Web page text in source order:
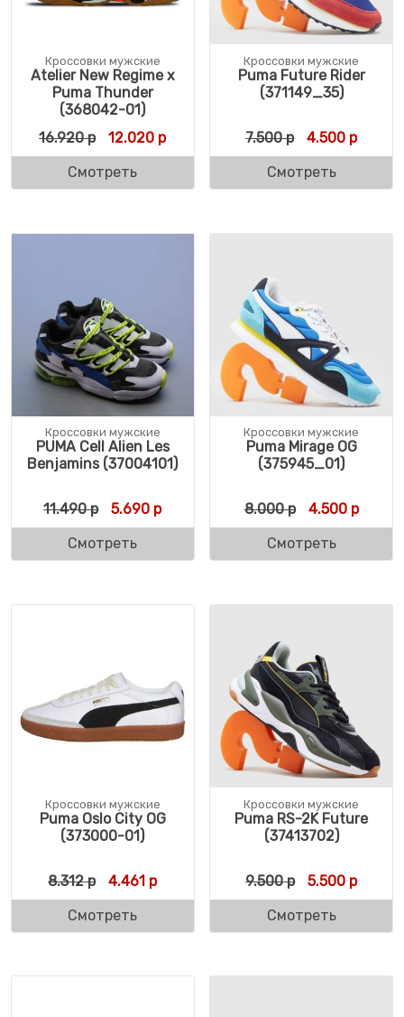
Кроссовки мужские
Atelier New Regime x
Puma Thunder
(368042-01)
16.920р Первоначальная цена составляла 16.920
12.020 рТекущая цена: 12.020 р.
Смотреть
Кроссовки мужские
Puma Future Rider
(371149_35)
7.500р 4.500 р
Смотреть
Кроссовки мужские
PUMA Cell Alien Les
Benjamins (37004101)
11.490р Первоначальная цена составляла 11.490
5.690 рТекущая цена: 5.690 р.
Смотреть
Кроссовки мужские
Puma Mirage OG
(375945_01)
8.000р 4.500р
Смотреть
Кроссовки мужские
Puma Oslo City OG
(373000-01)
8.312р Первоначальная цена составляла 8.312 р.
4.461 рТекущая цена: 4.461 р.
Смотреть
Кроссовки мужские
Puma RS-2K Future
(37413702)
9.500р 5.500 р
Смотреть